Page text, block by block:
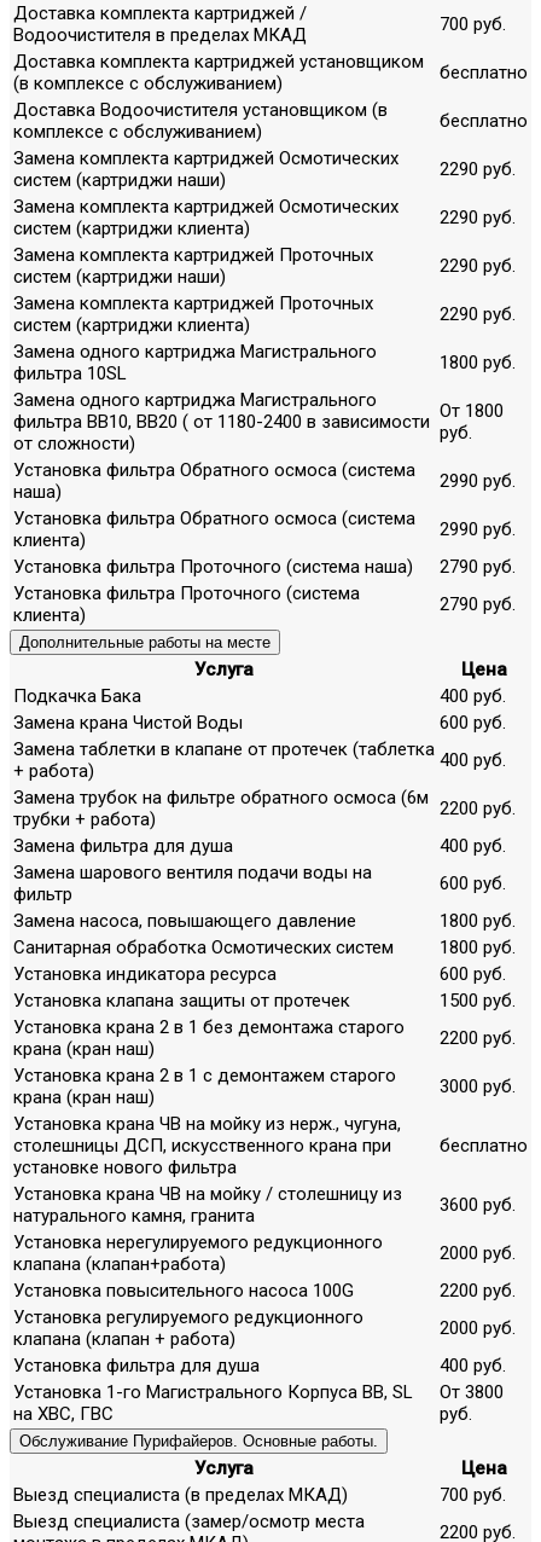
Доставка комплекта картриджей /
Водоочистителя в пределах МКАД
700 руб.
Доставка комплекта картриджей установщиком
(в комплексе с обслуживанием)
бесплатно
Доставка Водоочистителя установщиком (в
комплексе с обслуживанием)
бесплатно
Замена комплекта картриджей Осмотических
систем (картриджи наши)
2290 руб.
Замена комплекта картриджей Осмотических
систем (картриджи клиента)
2290 руб.
Замена комплекта картриджей Проточных
систем (картриджи наши)
2290 руб.
Замена комплекта картриджей Проточных
систем (картриджи клиента)
2290 руб.
Замена одного картриджа Магистрального
фильтра 10SL
1800 руб.
Замена одного картриджа Магистрального
фильтра ВВ10, ВВ20 ( от 1180-2400 в зависимости
от сложности)
От 1800
руб.
Установка фильтра Обратного осмоса (система
наша)
2990 руб.
Установка фильтра Обратного осмоса (система
клиента)
2990 руб.
Установка фильтра Проточного (система наша)
2790 руб.
Установка фильтра Проточного (система
клиента)
2790 руб.
Дополнительные работы на месте
Услуга
Цена
Подкачка Бака
400 руб.
Замена крана Чистой Воды
600 руб.
Замена таблетки в клапане от протечек (таблетка
+ работа)
400 руб.
Замена трубок на фильтре обратного осмоса (6м
трубки + работа)
2200 руб.
Замена фильтра для душа
400 руб.
Замена шарового вентиля подачи воды на
фильтр
600 руб.
Замена насоса, повышающего давление
1800 руб.
Санитарная обработка Осмотических систем
1800 руб.
Установка индикатора ресурса
600 руб.
Установка клапана защиты от протечек
1500 руб.
Установка крана 2 в 1 без демонтажа старого
крана (кран наш)
2200 руб.
Установка крана 2 в 1 с демонтажем старого
крана (кран наш)
3000 руб.
Установка крана ЧВ на мойку из нерж., чугуна,
столешницы ДСП, искусственного крана при
установке нового фильтра
бесплатно
Установка крана ЧВ на мойку / столешницу из
натурального камня, гранита
3600 руб.
Установка нерегулируемого редукционного
клапана (клапан+работа)
2000 руб.
Установка повысительного насоса 100G
2200 руб.
Установка регулируемого редукционного
клапана (клапан + работа)
2000 руб.
Установка фильтра для душа
400 руб.
Установка 1-го Магистрального Корпуса ВВ, SL
на ХВС, ГВС
От 3800
руб.
Обслуживание Пурифайеров. Основные работы.
Услуга
Цена
Выезд специалиста (в пределах МКАД)
700 руб.
Выезд специалиста (замер/осмотр места
2200 руб.